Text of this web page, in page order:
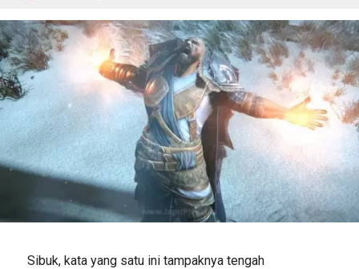
Sibuk, kata yang satu ini tampaknya tengah